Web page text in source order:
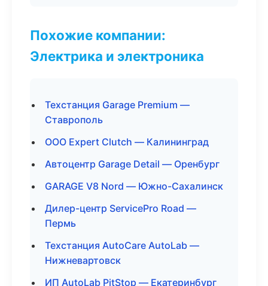
Похожие компании:
Электрика и электроника
Техстанция Garage Premium —
Ставрополь
ООО Expert Clutch — Калининград
Автоцентр Garage Detail — Оренбург
GARAGE V8 Nord — Южно-Сахалинск
Дилер-центр ServicePro Road —
Пермь
Техстанция AutoCare AutoLab —
Нижневартовск
ИП AutoLab PitStop — Екатеринбург